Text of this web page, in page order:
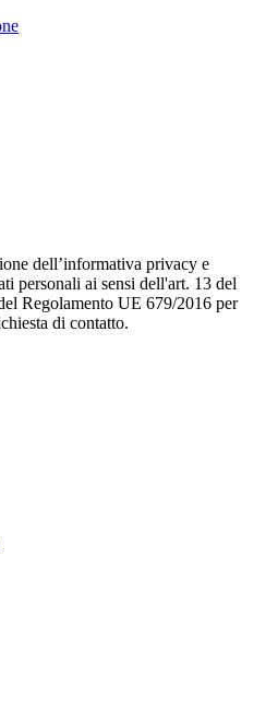
dell’informativa privacy e
personali ai sensi dell'art. 13 del
Regolamento UE 679/2016 per
di contatto.